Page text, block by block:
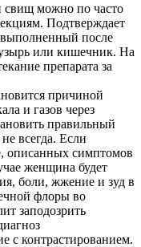
свищ можно по часто
Подтверждает
выполненный после
или кишечник. На
препарата за
причиной
и газов через
правильный
всегда. Если
описанных симптомов
женщина будет
боли, жжение и зуд в
флоры во
заподозрить
с контрастированием.